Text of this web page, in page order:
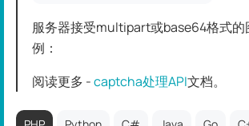
服务器接受multipart或base64格式的
例：
阅读更多 -captcha处理API文档。